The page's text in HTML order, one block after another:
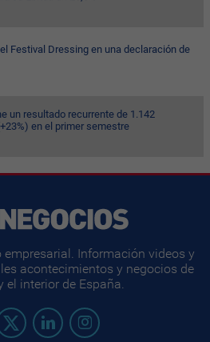
Festival Dressing en una declaración de
un resultado recurrente de 1.142
en el primer semestre
Información videos y
acontecimientos y negocios de
el interior de España.